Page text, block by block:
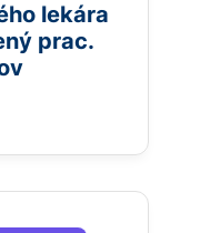
lekára
prac.